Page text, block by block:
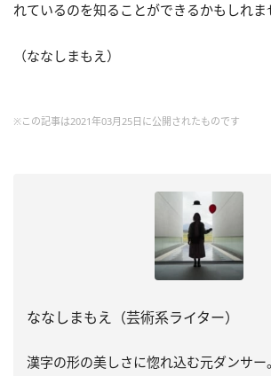
れているのを知ることができるかもしれま
（ななしまもえ）
※この記事は2021年03月25日に公開されたものです
ななしまもえ（芸術系ライター）
漢字の形の美しさに惚れ込む元ダンサー